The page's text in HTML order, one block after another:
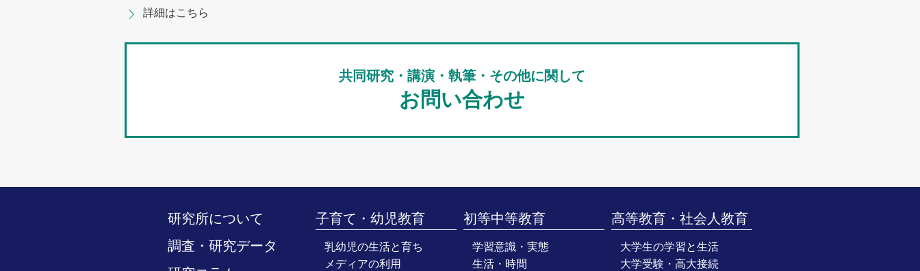
詳細はこちら
共同研究・講演・執筆・その他に関して
お問い合わせ
研究所について
調査・研究データ
子育て・幼児教育
乳幼児の生活と育ち
メディアの利用
初等中等教育
学習意識・実態
生活・時間
高等教育・社会人教育
大学生の学習と生活
大学受験・高大接続